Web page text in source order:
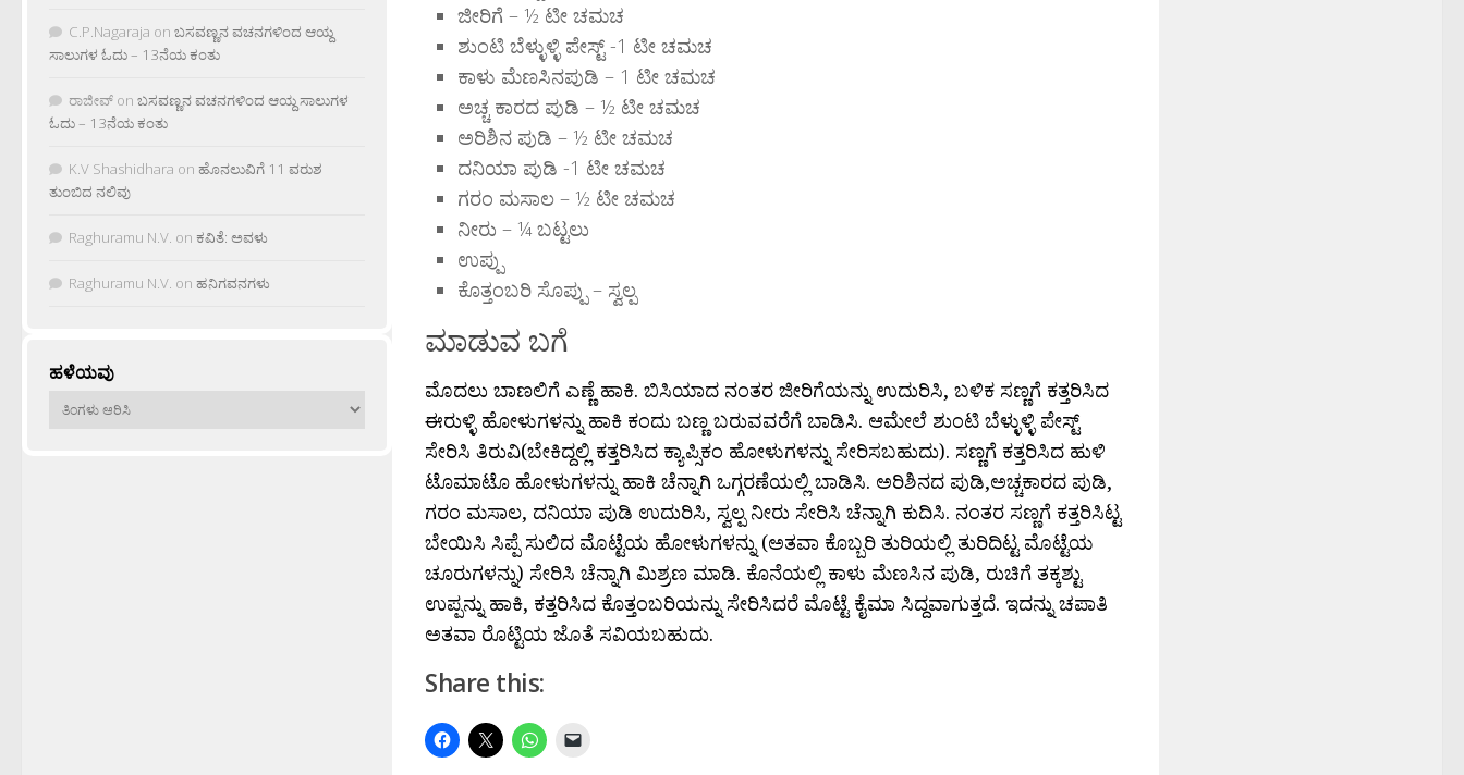
ಜೀರಿಗೆ – ½ ಟೀ ಚಮಚ
ಶುಂಟಿ ಬೆಳ್ಳುಳ್ಳಿ ಪೇಸ್ಟ್ -1 ಟೀ ಚಮಚ
ಕಾಳು ಮೆಣಸಿನಪುಡಿ – 1 ಟೀ ಚಮಚ
ಅಚ್ಚ ಕಾರದ ಪುಡಿ – ½ ಟೀ ಚಮಚ
ಅರಿಶಿನ ಪುಡಿ – ½ ಟೀ ಚಮಚ
ದನಿಯಾ ಪುಡಿ -1 ಟೀ ಚಮಚ
ಗರಂ ಮಸಾಲ – ½ ಟೀ ಚಮಚ
ನೀರು – ¼ ಬಟ್ಟಲು
ಉಪ್ಪು
ಕೊತ್ತಂಬರಿ ಸೊಪ್ಪು – ಸ್ವಲ್ಪ
ಮಾಡುವ ಬಗೆ
ಮೊದಲು ಬಾಣಲಿಗೆ ಎಣ್ಣೆ ಹಾಕಿ. ಬಿಸಿಯಾದ ನಂತರ ಜೀರಿಗೆಯನ್ನು ಉದುರಿಸಿ, ಬಳಿಕ ಸಣ್ಣಗೆ ಕತ್ತರಿಸಿದ
ಈರುಳ್ಳಿ ಹೋಳುಗಳನ್ನು ಹಾಕಿ ಕಂದು ಬಣ್ಣ ಬರುವವರೆಗೆ ಬಾಡಿಸಿ. ಆಮೇಲೆ ಶುಂಟಿ ಬೆಳ್ಳುಳ್ಳಿ ಪೇಸ್ಟ್
ಸೇರಿಸಿ ತಿರುವಿ(ಬೇಕಿದ್ದಲ್ಲಿ ಕತ್ತರಿಸಿದ ಕ್ಯಾಪ್ಸಿಕಂ ಹೋಳುಗಳನ್ನು ಸೇರಿಸಬಹುದು). ಸಣ್ಣಗೆ ಕತ್ತರಿಸಿದ ಹುಳಿ
ಟೊಮಾಟೊ ಹೋಳುಗಳನ್ನು ಹಾಕಿ ಚೆನ್ನಾಗಿ ಒಗ್ಗರಣೆಯಲ್ಲಿ ಬಾಡಿಸಿ. ಅರಿಶಿನದ ಪುಡಿ,ಅಚ್ಚಕಾರದ ಪುಡಿ,
ಗರಂ ಮಸಾಲ, ದನಿಯಾ ಪುಡಿ ಉದುರಿಸಿ, ಸ್ವಲ್ಪ ನೀರು ಸೇರಿಸಿ ಚೆನ್ನಾಗಿ ಕುದಿಸಿ. ನಂತರ ಸಣ್ಣಗೆ ಕತ್ತರಿಸಿಟ್ಟ
ಬೇಯಿಸಿ ಸಿಪ್ಪೆ ಸುಲಿದ ಮೊಟ್ಟೆಯ ಹೋಳುಗಳನ್ನು (ಅತವಾ ಕೊಬ್ಬರಿ ತುರಿಯಲ್ಲಿ ತುರಿದಿಟ್ಟ ಮೊಟ್ಟೆಯ
ಚೂರುಗಳನ್ನು) ಸೇರಿಸಿ ಚೆನ್ನಾಗಿ ಮಿಶ್ರಣ ಮಾಡಿ. ಕೊನೆಯಲ್ಲಿ ಕಾಳು ಮೆಣಸಿನ ಪುಡಿ, ರುಚಿಗೆ ತಕ್ಕಶ್ಟು
ಉಪ್ಪನ್ನು ಹಾಕಿ, ಕತ್ತರಿಸಿದ ಕೊತ್ತಂಬರಿಯನ್ನು ಸೇರಿಸಿದರೆ ಮೊಟ್ಟೆ ಕೈಮಾ ಸಿದ್ದವಾಗುತ್ತದೆ. ಇದನ್ನು ಚಪಾತಿ
ಅತವಾ ರೊಟ್ಟಿಯ ಜೊತೆ ಸವಿಯಬಹುದು.
Share this:
C.P.Nagaraja on ಬಸವಣ್ಣನ ವಚನಗಳಿಂದ ಆಯ್ದ
ಸಾಲುಗಳ ಓದು – 13ನೆಯ ಕಂತು
ರಾಜೀವ್ on ಬಸವಣ್ಣನ ವಚನಗಳಿಂದ ಆಯ್ದ ಸಾಲುಗಳ
ಓದು – 13ನೆಯ ಕಂತು
K.V Shashidhara on ಹೊನಲುವಿಗೆ 11 ವರುಶ
ತುಂಬಿದ ನಲಿವು
Raghuramu N.V. on ಕವಿತೆ: ಅವಳು
Raghuramu N.V. on ಹನಿಗವನಗಳು
ಹಳೆಯವು
ಹಳೆಯವು